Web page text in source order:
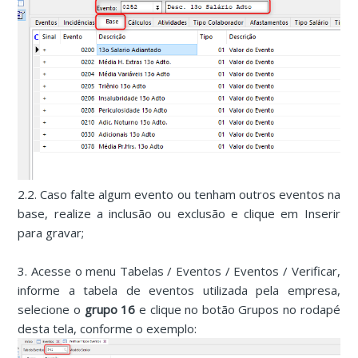
2.2. Caso falte algum evento ou tenham outros eventos na
base, realize a inclusão ou exclusão e clique em Inserir
para gravar;
3. Acesse o menu Tabelas / Eventos / Eventos / Verificar,
informe a tabela de eventos utilizada pela empresa,
selecione o grupo 16 e clique no botão Grupos no rodapé
desta tela, conforme o exemplo: